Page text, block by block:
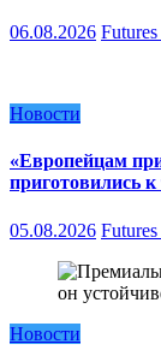
06.08.2026
Новости
«Европейцам
приготовились к
05.08.2026
Новости